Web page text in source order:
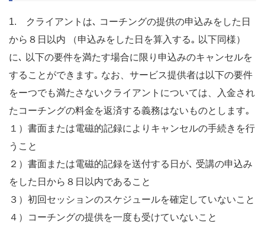
1. クライアントは､ コーチングの提供の申込みをした日
から８日以内 （申込みをした日を算入する｡ 以下同様）
に､ 以下の要件を満たす場合に限り申込みのキャンセルを
することができます｡ なお、サービス提供者は以下の要件
をーつでも満たさないクライアントについては、入金され
たコーチングの料金を返済する義務はないものとします｡
１）書面または電磁的記録によりキャンセルの手続きを行
うこと
２）書面または電磁的記録を送付する日が､ 受講の申込み
をした日から８日以内であること
３）初回セッションのスケジュールを確定していないこと
４）コーチングの提供を一度も受けていないこと